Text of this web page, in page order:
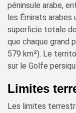
péninsule arabe,
les Émirats arabes
superficie totale
que chaque grand
579 km²). Le
sur le Golfe
Limites
Les limites